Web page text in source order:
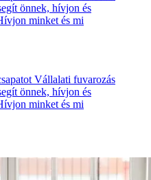
önnek, hívjon és
minket és mi
Vállalati fuvarozás
önnek, hívjon és
minket és mi